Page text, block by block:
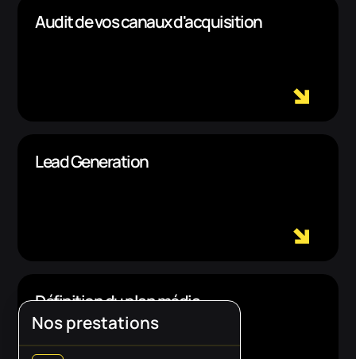
Nos prestations
Audit de vos canaux d'acquisition
Lead Generation
Définition du plan média